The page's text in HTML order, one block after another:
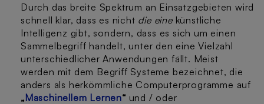
Durch das breite Spektrum an Einsatzgebieten wird
schnell klar, dass es nicht die eine künstliche
Intelligenz gibt, sondern, dass es sich um einen
Sammelbegriff handelt, unter den eine Vielzahl
unterschiedlicher Anwendungen fällt. Meist
werden mit dem Begriff Systeme bezeichnet, die
anders als herkömmliche Computerprogramme auf
„Maschinellem Lernen“ und / oder